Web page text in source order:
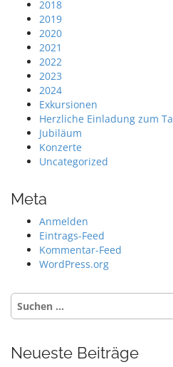
2018
2019
2020
2021
2022
2023
2024
Exkursionen
Herzliche Einladung zum
Jubiläum
Konzerte
Uncategorized
Meta
Anmelden
Eintrags-Feed
Kommentar-Feed
WordPress.org
Suche
nach:
Neueste Beiträge